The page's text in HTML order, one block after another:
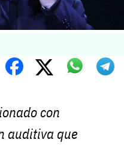
con
auditiva que